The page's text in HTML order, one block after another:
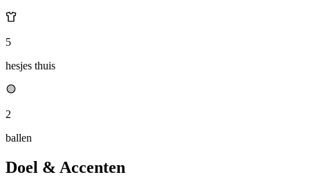
5
hesjes thuis
2
ballen
Doel & Accenten